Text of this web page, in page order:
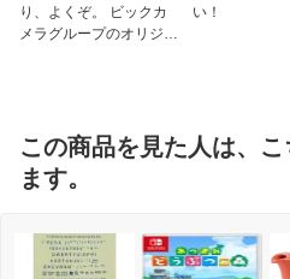
り、よくぞ。 ビックカ
メラグループのオリジナ
い！
この商品を見た人は、
ます。